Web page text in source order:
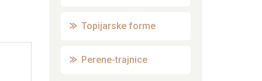
Topijarske forme
Perene-trajnice